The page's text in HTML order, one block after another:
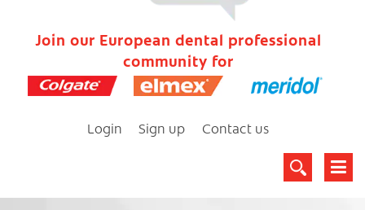
Join our European dental professional
community for
Login Sign up Contact us